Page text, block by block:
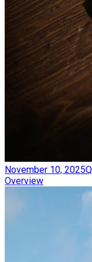
November 10, 2025
Overview